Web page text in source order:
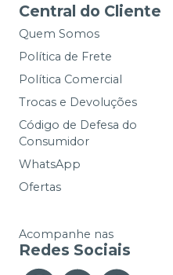
Central do Cliente
Quem Somos
Política de Frete
Política Comercial
Trocas e Devoluções
Código de Defesa do
Consumidor
WhatsApp
Ofertas
Acompanhe nas
Redes Sociais